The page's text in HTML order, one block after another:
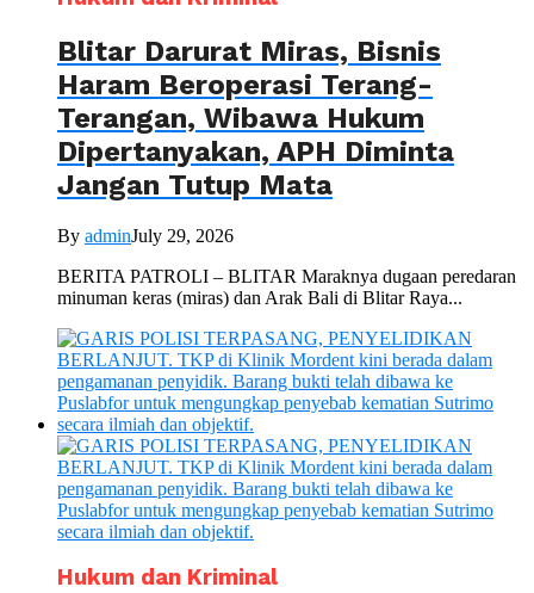
Blitar Darurat Miras, Bisnis
Haram Beroperasi Terang-
Terangan, Wibawa Hukum
Dipertanyakan, APH Diminta
Jangan Tutup Mata
By adminJuly 29, 2026
BERITA PATROLI – BLITAR Maraknya dugaan peredaran
minuman keras (miras) dan Arak Bali di Blitar Raya...
Hukum dan Kriminal